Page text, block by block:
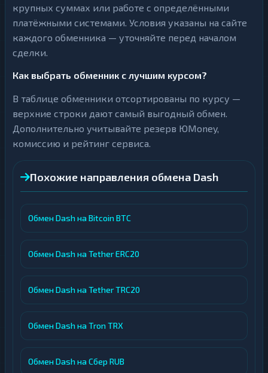
крупных суммах или работе с определёнными
платёжными системами. Условия указаны на сайте
каждого обменника — уточняйте перед началом
сделки.
Как выбрать обменник с лучшим курсом?
В таблице обменники отсортированы по курсу —
верхние строки дают самый выгодный обмен.
Дополнительно учитывайте резерв ЮMoney,
комиссию и рейтинг сервиса.
Похожие направления обмена Dash
Обмен Dash на Bitcoin BTC
Обмен Dash на Tether ERC20
Обмен Dash на Tether TRC20
Обмен Dash на Tron TRX
Обмен Dash на Сбер RUB